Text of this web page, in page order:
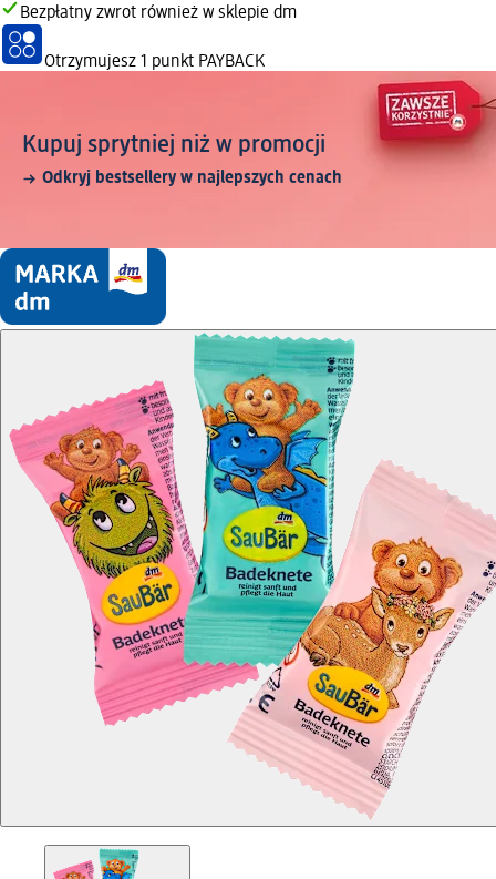
Bezpłatny zwrot również w sklepie dm
Otrzymujesz 1 punkt PAYBACK
Kupuj sprytniej niż w promocji
Odkryj bestsellery w najlepszych cenach